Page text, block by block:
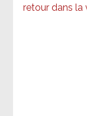
retour dans la